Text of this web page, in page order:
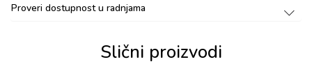
Proveri dostupnost u radnjama
Slični proizvodi